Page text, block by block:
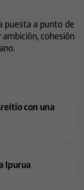
puesta a punto de
cohesión
con una
Ipurua